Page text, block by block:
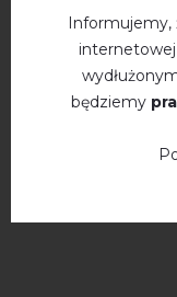
Прекрасний фасон!
napisz opinie
Informujemy,
internetowej
będziemy